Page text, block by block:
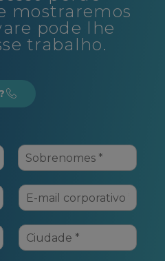
em que
perde
mostraremos
pode lhe
trabalho.